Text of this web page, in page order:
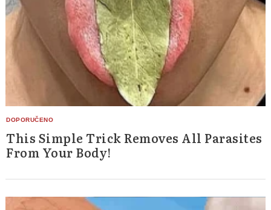
This Simple Trick Removes All Parasites
From Your Body!